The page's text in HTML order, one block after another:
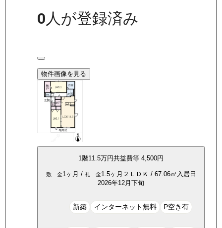
0 人が登録済み
物件画像を見る
1階11.5万円共益費等 4,500円
敷 金1ヶ月 / 礼 金1.5ヶ月 ２ＬＤＫ / 67.06㎡ 入居日
2026年12月下旬
新築 インターネット無料 P空き有